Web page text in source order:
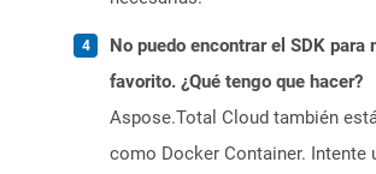
No puedo encontrar el SDK para
favorito. ¿Qué tengo que hacer?
Aspose.Total Cloud también
como Docker Container. Intente